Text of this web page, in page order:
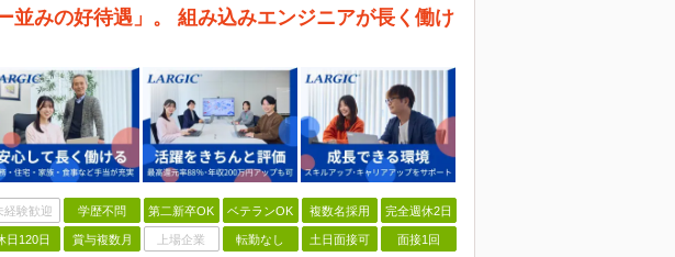
並みの好待遇」。 組み込みエンジニアが長く働け
経験歓迎 学歴不問 第二新卒OK ベテランOK 複数名採用 完全週休2日
日120日 賞与複数月 上場企業 転勤なし 土日面接可 面接1回